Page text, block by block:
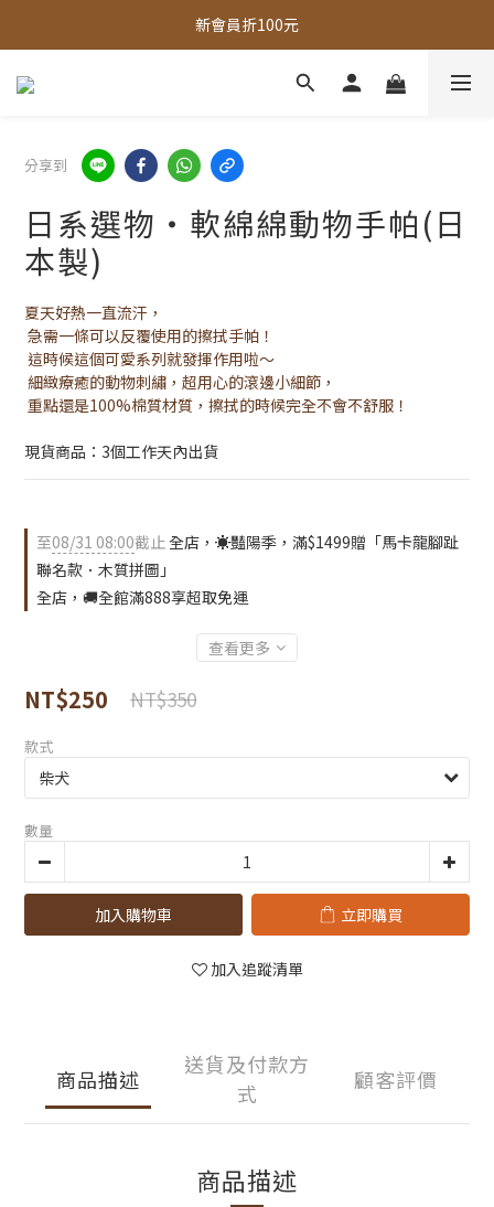
全館，滿888超取免運｜滿1500宅配免運
全館現貨商品，3個工作天內出貨
全館，滿888超取免運｜滿1500宅配免運
分享到
日系選物・軟綿綿動物手帕(日
本製)
夏天好熱一直流汗，
急需一條可以反覆使用的擦拭手帕！
這時候這個可愛系列就發揮作用啦～
細緻療癒的動物刺繡，超用心的滾邊小細節，
重點還是100%棉質材質，擦拭的時候完全不會不舒服！
現貨商品：3個工作天內出貨
至08/31 08:00截止全店，☀️豔陽季，滿$1499贈「馬卡龍腳趾
聯名款．木質拼圖」
全店，🚚全館滿888享超取免運
查看更多
NT$250 NT$350
款式
數量
加入購物車 立即購買
加入追蹤清單
商品描述
送貨及付款方
式
顧客評價
商品描述